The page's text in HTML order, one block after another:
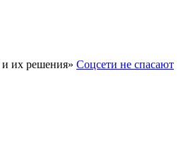
их решения» Соцсети не спасают